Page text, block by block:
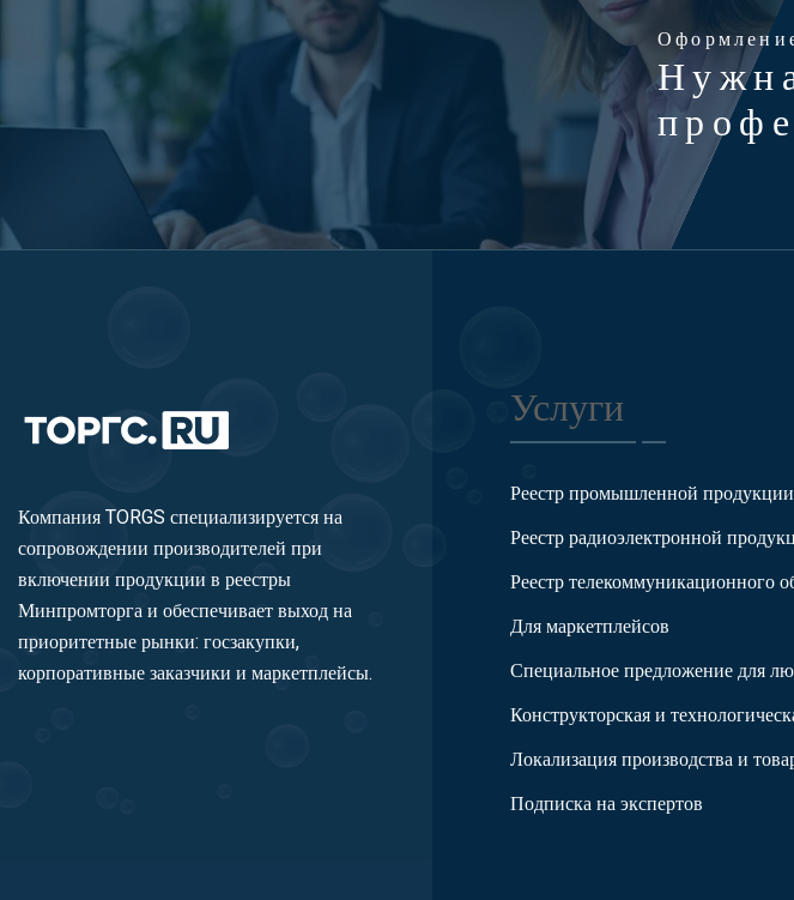
Компания TORGS специализируется на
сопровождении производителей при
включении продукции в реестры
Минпромторга и обеспечивает выход на
приоритетные рынки: госзакупки,
корпоративные заказчики и маркетплейсы.
Услуги
Реестр промышленной
Реестр радиоэлектронной
Реестр телекоммуникационного
Для маркетплейсов
Специальное предложение для
Конструкторская и
Локализация производства и
Подписка на экспертов